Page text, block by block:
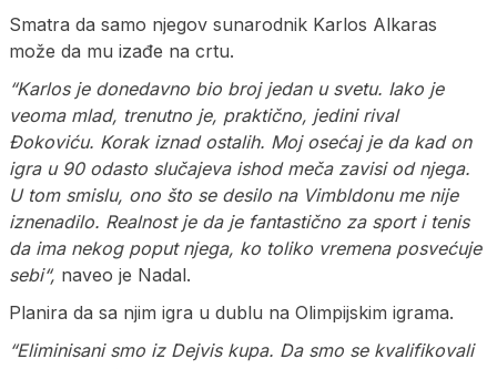
Smatra da samo njegov sunarodnik Karlos Alkaras
može da mu izađe na crtu.
“Karlos je donedavno bio broj jedan u svetu. Iako je
veoma mlad, trenutno je, praktično, jedini rival
Đokoviću. Korak iznad ostalih. Moj osećaj je da kad on
igra u 90 odasto slučajeva ishod meča zavisi od njega.
U tom smislu, ono što se desilo na Vimbldonu me nije
iznenadilo. Realnost je da je fantastično za sport i tenis
da ima nekog poput njega, ko toliko vremena posvećuje
sebi“, naveo je Nadal.
Planira da sa njim igra u dublu na Olimpijskim igrama.
“Eliminisani smo iz Dejvis kupa. Da smo se kvalifikovali